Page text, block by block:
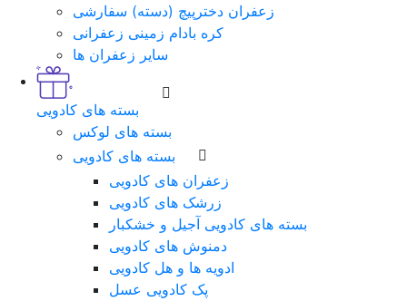
زعفران دخترپیچ (دسته) سفارشی
کره بادام زمینی زعفرانی
سایر زعفران ها
بسته های کادویی
بسته های لوکس
بسته های کادویی
زعفران های کادویی
زرشک های کادویی
بسته های کادویی آجیل و خشکبار
دمنوش های کادویی
ادویه ها و هل کادویی
پک کادویی عسل